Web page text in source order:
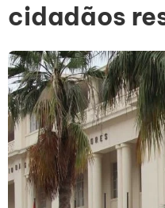
cidadãos